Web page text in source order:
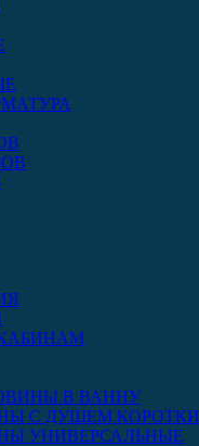
В ВАННУ
С ДУШЕМ
УНИВЕРСАЛЬНЫЕ